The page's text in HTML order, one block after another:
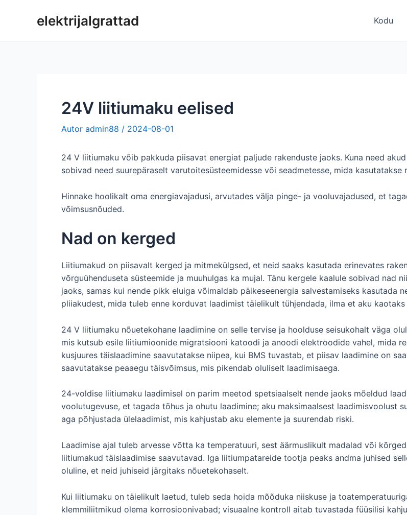
elektrijalgrattad Kodu
24V liitiumaku eelised
Autor admin88 / 2024-08-01
24 V liitiumaku võib pakkuda piisavat energiat paljude rakenduste jaoks. Kuna need
sobivad need suurepäraselt varutoitesüsteemidesse või seadmetesse, mida kasutatakse
Hinnake hoolikalt oma energiavajadusi, arvutades välja pinge- ja vooluvajadused, et
võimsusnõuded.
Nad on kerged
Liitiumakud on piisavalt kerged ja mitmekülgsed, et neid saaks kasutada erinevates
võrguühenduseta süsteemide ja muuhulgas ka mujal. Tänu kergele kaalule sobivad nad
jaoks, samas kui nende pikk eluiga võimaldab päikeseenergia salvestamiseks kasutada
pliiakudest, mida tuleb enne korduvat laadimist täielikult tühjendada, ilma et aku
24 V liitiumaku nõuetekohane laadimine on selle tervise ja hoolduse seisukohalt väga
mis kutsub esile liitiumioonide migratsiooni katoodi ja anoodi elektroodide vahel, mida
kusjuures täislaadimine saavutatakse niipea, kui BMS tuvastab, et piisav laadimine on
saavutatakse peaaegu täisvõimsus, mis pikendab oluliselt laadimisaega.
24-voldise liitiumaku laadimisel on parim meetod spetsiaalselt nende jaoks mõeldud
voolutugevuse, et tagada tõhus ja ohutu laadimine; aku maksimaalsest laadimisvoolust
aga põhjustada ülelaadimist, mis kahjustab aku elemente ja suurendab riski.
Laadimise ajal tuleb arvesse võtta ka temperatuuri, sest äärmuslikult madalad või
liitiumakud täislaadimise saavutavad. Iga liitiumpatareide tootja peaks andma juhised
oluline, et neid juhiseid järgitaks nõuetekohaselt.
Kui liitiumaku on täielikult laetud, tuleb seda hoida mõõduka niiskuse ja
klemmiliitmikud olema korrosioonivabad; visuaalne kontroll aitab tuvastada füüsilisi